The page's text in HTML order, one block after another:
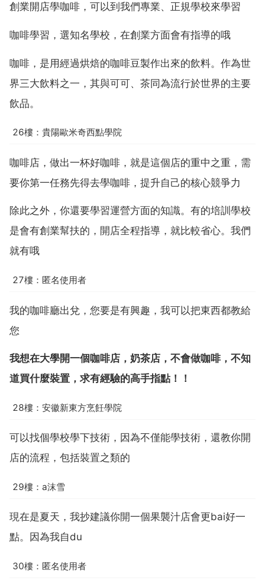
創業開店學咖啡，可以到我們專業、正規學校來學習
咖啡學習，選知名學校，在創業方面會有指導的哦
咖啡，是用經過烘焙的咖啡豆製作出來的飲料。作為世
界三大飲料之一，其與可可、茶同為流行於世界的主要
飲品。
26樓：貴陽歐米奇西點學院
咖啡店，做出一杯好咖啡，就是這個店的重中之重，需
要你第一任務先得去學咖啡，提升自己的核心競爭力
除此之外，你還要學習運營方面的知識。有的培訓學校
是會有創業幫扶的，開店全程指導，就比較省心。我們
就有哦
27樓：匿名使用者
我的咖啡廳出兌，您要是有興趣，我可以把東西都教給
您
我想在大學開一個咖啡店，奶茶店，不會做咖啡，不知
道買什麼裝置，求有經驗的高手指點！！
28樓：安徽新東方烹飪學院
可以找個學校學下技術，因為不僅能學技術，還教你開
店的流程，包括裝置之類的
29樓：a沫雪
現在是夏天，我抄建議你開一個果襲汁店會更bai好一
點。因為我自du
30樓：匿名使用者